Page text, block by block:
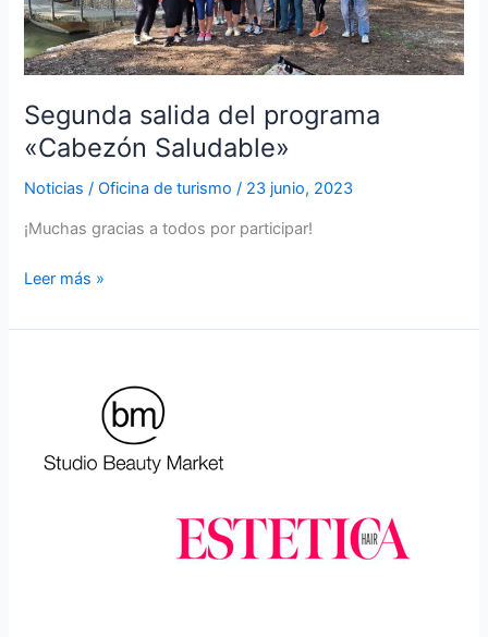
Segunda salida del programa
«Cabezón Saludable»
Noticias /Oficina de turismo/ 23 junio, 2023
¡Muchas gracias a todos por participar!
Saludable»
Leer más »
del